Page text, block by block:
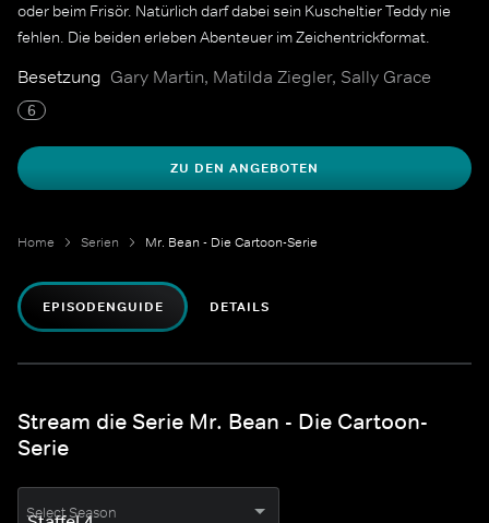
oder beim Frisör. Natürlich darf dabei sein Kuscheltier Teddy nie
fehlen. Die beiden erleben Abenteuer im Zeichentrickformat.
Besetzung Gary Martin, Matilda Ziegler, Sally Grace
6
ZU DEN ANGEBOTEN
Home Serien Mr. Bean - Die Cartoon-Serie
EPISODENGUIDE DETAILS
Stream die Serie Mr. Bean - Die Cartoon-
Serie
Select Season